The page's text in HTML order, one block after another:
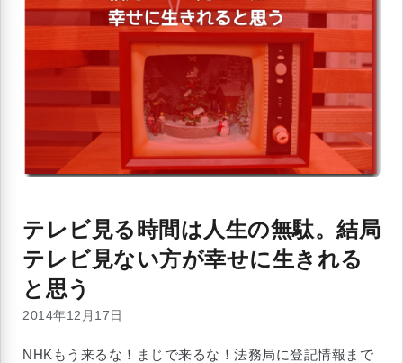
テレビ見る時間は人生の無駄。結局
テレビ見ない方が幸せに生きれる
と思う
2014年12月17日
NHKもう来るな！まじで来るな！法務局に登記情報まで